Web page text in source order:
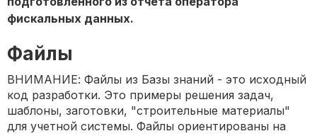
фискальных данных.
Файлы
ВНИМАНИЕ: Файлы из Базы знаний - это исходный
код разработки. Это примеры решения задач,
шаблоны, заготовки, "строительные материалы"
для учетной системы. Файлы ориентированы на